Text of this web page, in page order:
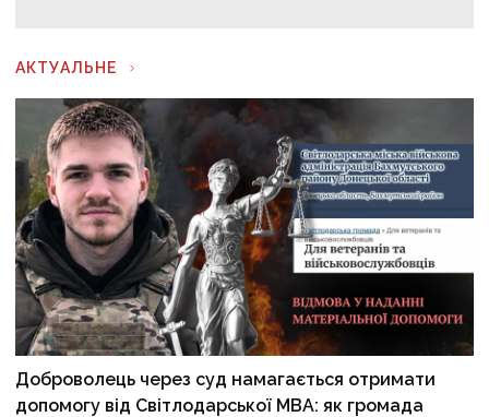
АКТУАЛЬНЕ
Доброволець через суд намагається отримати
допомогу від Світлодарської МВА: як громада